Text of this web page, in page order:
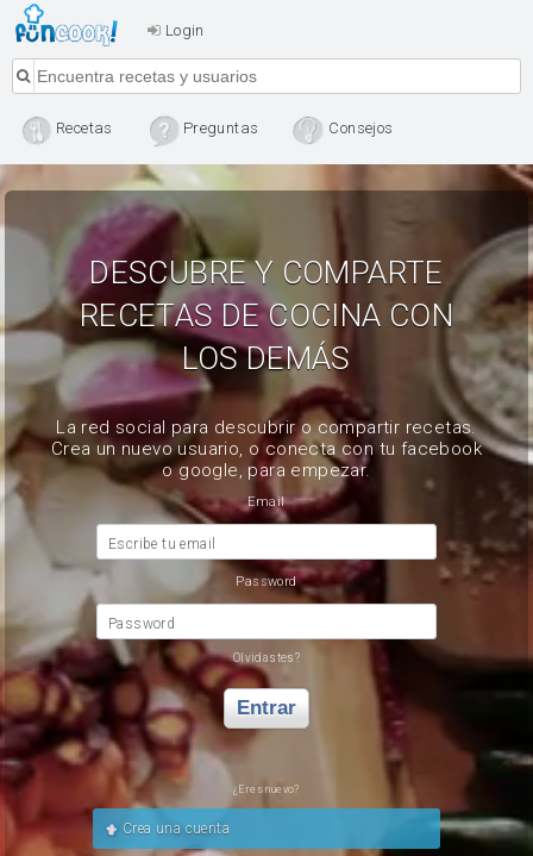
Login
Recetas Preguntas Consejos
DESCUBRE Y COMPARTE
RECETAS DE COCINA CON
LOS DEMÁS
La red social para descubrir o compartir recetas.
Crea un nuevo usuario, o conecta con tu facebook
o google, para empezar.
Email
Escribe tu email
Password
Password
Olvidastes?
Entrar
¿Eres nuevo?
Crea una cuenta